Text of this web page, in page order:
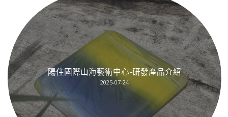
陽住國際山海藝術中心-研發產品介紹
2025-07-24